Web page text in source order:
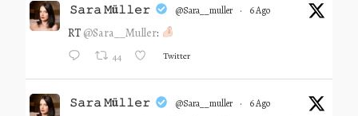
𝚂𝚊𝚛𝚊 𝙼ü𝚕𝚕𝚎𝚛 @sara__muller · 6 Ago
RT @Sara__Muller:
44 Twitter
𝚂𝚊𝚛𝚊 𝙼ü𝚕𝚕𝚎𝚛 @sara__muller · 6 Ago